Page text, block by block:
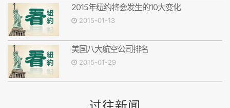
2015年纽约将会发生的10大变化
2015-01-13
美国八大航空公司排名
2015-01-29